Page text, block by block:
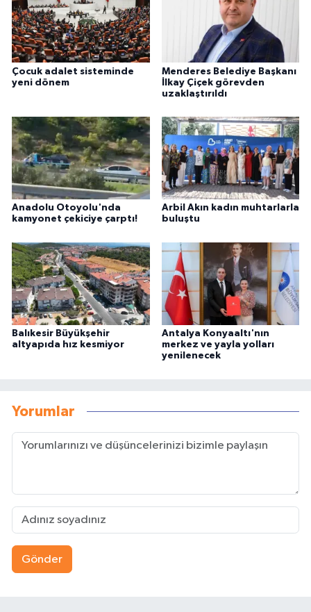
Çocuk adalet sisteminde
yeni dönem
Menderes Belediye Başkanı
İlkay Çiçek görevden
uzaklaştırıldı
Anadolu Otoyolu'nda
kamyonet çekiciye çarptı!
Arbil Akın kadın muhtarlarla
buluştu
Balıkesir Büyükşehir
altyapıda hız kesmiyor
Antalya Konyaaltı'nın
merkez ve yayla yolları
yenilenecek
Yorumlar
Gönder